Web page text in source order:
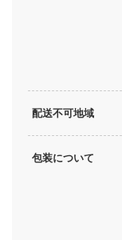
配送不可地域
包装について